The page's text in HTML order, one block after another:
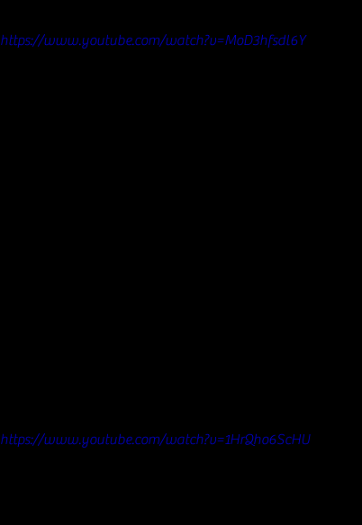
https://www.youtube.com/watch?v=MoD3hfsdl6Y
https://www.youtube.com/watch?v=1HrQho6ScHU